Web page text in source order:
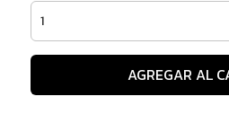
AGREGAR AL